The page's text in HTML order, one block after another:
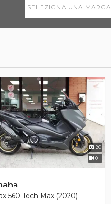
SELEZIONA UNA MARCA
20
0
560 Tech Max (2020)